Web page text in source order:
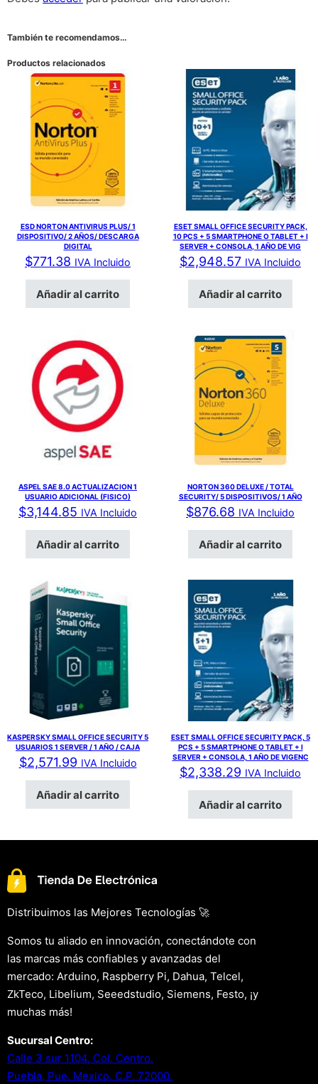
También te recomendamos…
Productos relacionados
ESD NORTON ANTIVIRUS PLUS/ 1
DISPOSITIVO/ 2 AÑOS/ DESCARGA
DIGITAL
$771.38 IVA Incluido
Añadir al carrito
ESET SMALL OFFICE SECURITY PACK,
10 PCS + 5 SMARTPHONE O TABLET + I
SERVER + CONSOLA, 1 AÑO DE VIG
$2,948.57 IVA Incluido
Añadir al carrito
ASPEL SAE 8.0 ACTUALIZACION 1
USUARIO ADICIONAL (FISICO)
$3,144.85 IVA Incluido
Añadir al carrito
NORTON 360 DELUXE / TOTAL
SECURITY/ 5 DISPOSITIVOS/ 1 AÑO
$876.68 IVA Incluido
Añadir al carrito
KASPERSKY SMALL OFFICE SECURITY 5
USUARIOS 1 SERVER / 1 AÑO / CAJA
$2,571.99 IVA Incluido
Añadir al carrito
ESET SMALL OFFICE SECURITY PACK, 5
PCS + 5 SMARTPHONE O TABLET + I
SERVER + CONSOLA, 1 AÑO DE VIGENC
$2,338.29 IVA Incluido
Añadir al carrito
Distribuimos las Mejores Tecnologías 🚀
Somos tu aliado en innovación, conectándote con
las marcas más confiables y avanzadas del
mercado: Arduino, Raspberry Pi, Dahua, Telcel,
ZkTeco, Libelium, Seeedstudio, Siemens, Festo, ¡y
muchas más!
Sucursal Centro:
Calle 3 sur 1104, Col. Centro.
Puebla, Pue. Mexico. C.P. 72000.